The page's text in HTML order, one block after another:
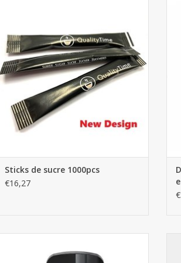
Sticks de sucre 1000pcs
€16,27
d'alcool Manuel - Noir 1L